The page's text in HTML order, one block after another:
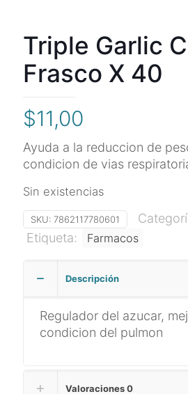
Triple Garlic
Frasco X 40
$11,00
Ayuda a la reduccion de
condicion de vias
Sin existencias
SKU: 7862117780601
Etiqueta:
Farmacos
Descripción
Regulador del azucar,
condicion del pulmon
Valoraciones0